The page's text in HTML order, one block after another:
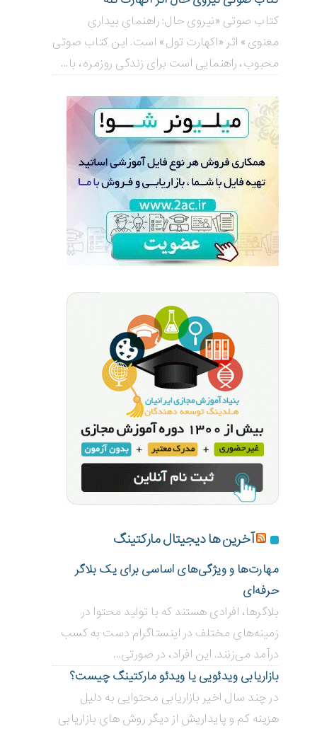
کتاب صوتی «نیروی حال: راهنمای بیداری
معنوی» اثر «اکهارت تول» است. این کتاب صوتی
محبوب، راهنمایی است برای زندگی روزمره، با...
آخرین ها دیجیتال مارکتینگ
مهارت‌ها و ویژگی‌های اساسی برای یک بلاگر
حرفه‌ای
بلاگر‌ها، افرادی هستند که با تولید محتوا در
زمینه‌های مختلف در اینستاگرام دست به کسب
درآمد می‌زنند. این افراد، در صورتی...
بازاریابی ویدئویی ‌یا ویدئو مارکتینگ چیست؟
در چند سال اخیر بازاریابی محتوایی به دلیل
هزینه کم و پایداریش از دیگر روش های بازاریابی